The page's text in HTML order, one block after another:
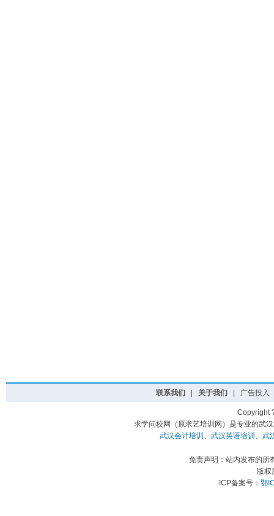
联系我们 关于我们 广告投入
Copyright
求学问校网（原求艺培训网）是专业的武
武汉会计培训 、 武汉英语培训 、 武
免责声明：站内发布的所
版
ICP备案号： 鄂